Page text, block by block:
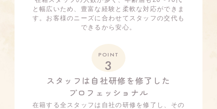
と幅広いため、豊富な経験と柔軟な対応ができま
す。お客様のニーズに合わせてスタッフの交代も
できるから安心。
POINT
3
スタッフは自社研修を修了した
プロフェッショナル
在籍する全スタッフは自社の研修を修了し、その